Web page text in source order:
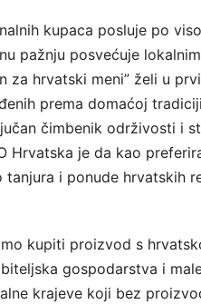
kupaca posluje po
pažnju posvećuje
za hrvatski meni” želi u
prema domaćoj
čimbenik održivosti i
Hrvatska je da kao
i ponude hrvatskih
kupiti proizvod s
gospodarstva i
krajeve koji bez